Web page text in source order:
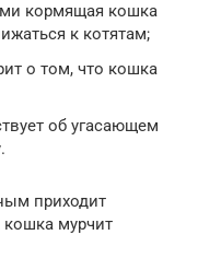
кормящая кошка
к котятам;
о том, что кошка
об угасающем
приходит
кошка мурчит